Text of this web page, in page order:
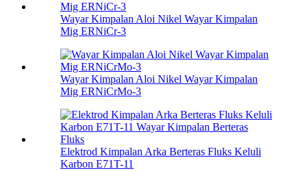
Wayar Kimpalan Aloi Nikel Wayar Kimpalan
Mig ERNiCr-3
Wayar Kimpalan Aloi Nikel Wayar Kimpalan
Mig ERNiCrMo-3
Elektrod Kimpalan Arka Berteras Fluks Keluli
Karbon E71T-11